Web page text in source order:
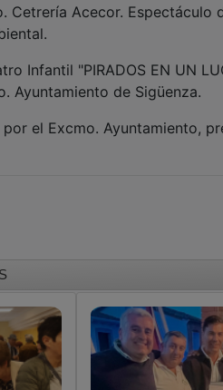
Cetrería Acecor.
Infantil "PIRADOS EN UN
Ayuntamiento de Sigüenza.
el Excmo. Ayuntamiento,